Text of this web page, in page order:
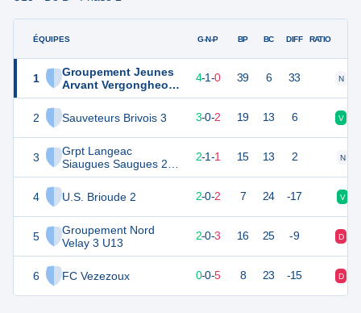
ÉQUIPES
1
Groupement Jeunes
Arvant Vergongheon
Auzon Azerat 3 U13
2
Sauveteurs Brivois 3
3
Grpt Langeac
Siaugues Saugues 2
U13
4
U.S. Brioude 2
5
Groupement Nord
Velay 3 U13
6 FC Vezezoux
G-N-P BP BC DIFF RATIO
13 5 4-1-0 39 6 33 N
9 3-0-2 19 13 6 V
2-1-1 15 13 2 N
2-0-2 7 24 -17 V
6 2-0-3 16 25 -9 D
0-0-5 8 23 -15 D